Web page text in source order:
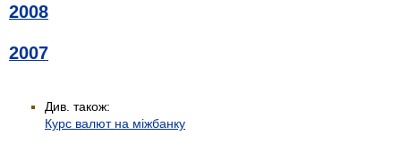
2008
2007
Див. також:
Курс валют на міжбанку